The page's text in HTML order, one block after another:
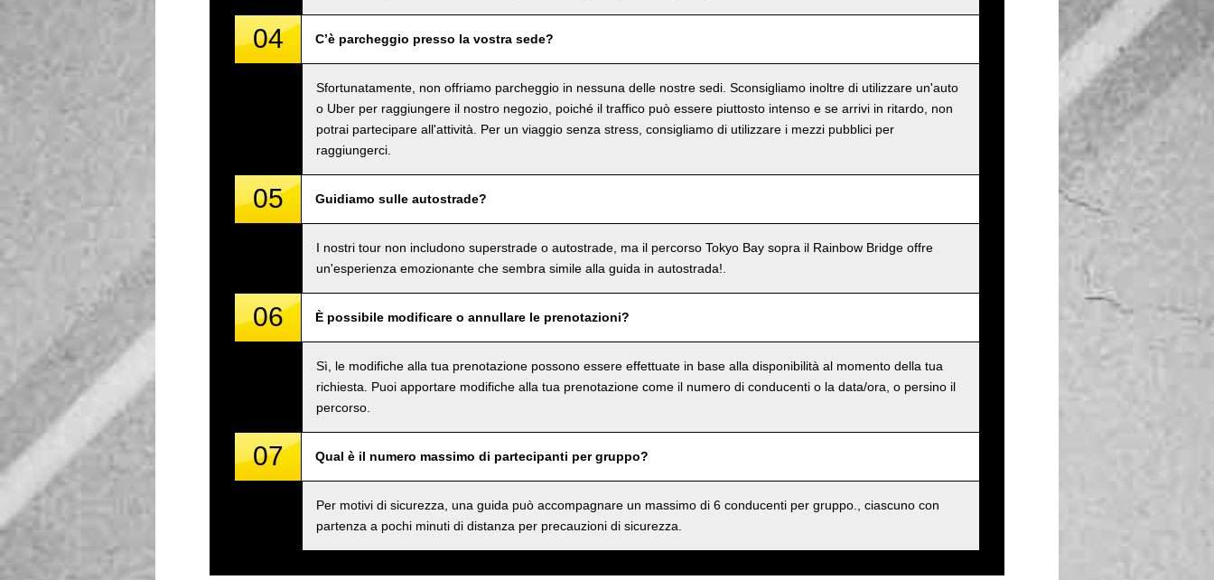
04 C’è parcheggio presso la vostra sede?
Sfortunatamente, non offriamo parcheggio in nessuna delle nostre sedi. Sconsigliamo inoltre di utilizzare un'auto
o Uber per raggiungere il nostro negozio, poiché il traffico può essere piuttosto intenso e se arrivi in ritardo, non
potrai partecipare all'attività. Per un viaggio senza stress, consigliamo di utilizzare i mezzi pubblici per
raggiungerci.
05 Guidiamo sulle autostrade?
I nostri tour non includono superstrade o autostrade, ma il percorso Tokyo Bay sopra il Rainbow Bridge offre
un'esperienza emozionante che sembra simile alla guida in autostrada!.
06 È possibile modificare o annullare le prenotazioni?
Sì, le modifiche alla tua prenotazione possono essere effettuate in base alla disponibilità al momento della tua
richiesta. Puoi apportare modifiche alla tua prenotazione come il numero di conducenti o la data/ora, o persino il
percorso.
07 Qual è il numero massimo di partecipanti per gruppo?
Per motivi di sicurezza, una guida può accompagnare un massimo di 6 conducenti per gruppo., ciascuno con
partenza a pochi minuti di distanza per precauzioni di sicurezza.